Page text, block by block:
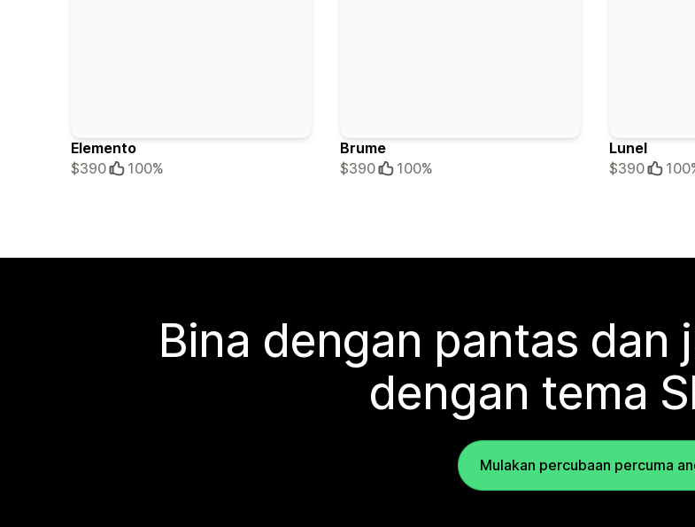
Elemento
$390
100%
Brume
$390
100%
Lunel
$390
Bina dengan pantas dan
dengan tema
Mulakan percubaan percuma